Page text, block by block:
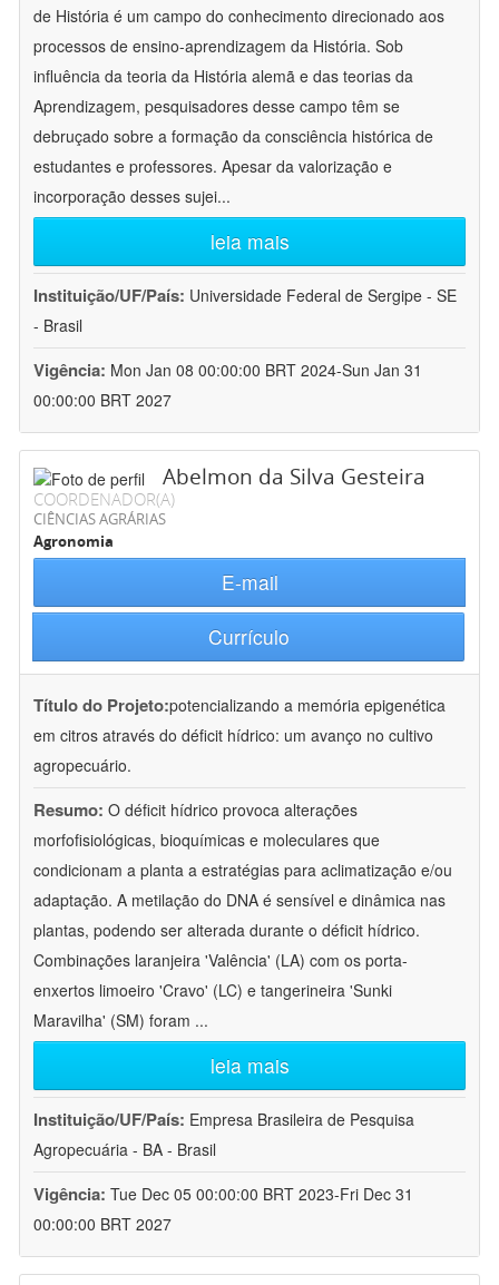
de História é um campo do conhecimento direcionado aos
processos de ensino-aprendizagem da História. Sob
influência da teoria da História alemã e das teorias da
Aprendizagem, pesquisadores desse campo têm se
debruçado sobre a formação da consciência histórica de
estudantes e professores. Apesar da valorização e
incorporação desses sujei...
leia mais
Instituição/UF/País: Universidade Federal de Sergipe - SE
- Brasil
Vigência: Mon Jan 08 00:00:00 BRT 2024-Sun Jan 31
00:00:00 BRT 2027
Abelmon da Silva Gesteira
COORDENADOR(A)
CIÊNCIAS AGRÁRIAS
Agronomia
E-mail
Currículo
Título do Projeto:potencializando a memória epigenética
em citros através do déficit hídrico: um avanço no cultivo
agropecuário.
Resumo: O déficit hídrico provoca alterações
morfofisiológicas, bioquímicas e moleculares que
condicionam a planta a estratégias para aclimatização e/ou
adaptação. A metilação do DNA é sensível e dinâmica nas
plantas, podendo ser alterada durante o déficit hídrico.
Combinações laranjeira 'Valência' (LA) com os porta-
enxertos limoeiro 'Cravo' (LC) e tangerineira 'Sunki
Maravilha' (SM) foram ...
leia mais
Instituição/UF/País: Empresa Brasileira de Pesquisa
Agropecuária - BA - Brasil
Vigência: Tue Dec 05 00:00:00 BRT 2023-Fri Dec 31
00:00:00 BRT 2027